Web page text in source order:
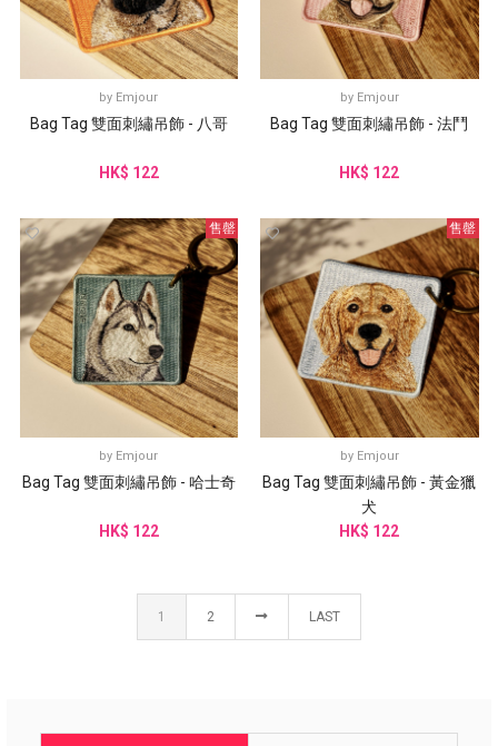
by Emjour
Bag Tag 雙面刺繡吊飾 - 八哥
HK$ 122
by Emjour
Bag Tag 雙面刺繡吊飾 - 法鬥
HK$ 122
售罄
by Emjour
Bag Tag 雙面刺繡吊飾 - 哈士奇
HK$ 122
售罄
by Emjour
Bag Tag 雙面刺繡吊飾 - 黃金獵
犬
HK$ 122
1 2 LAST